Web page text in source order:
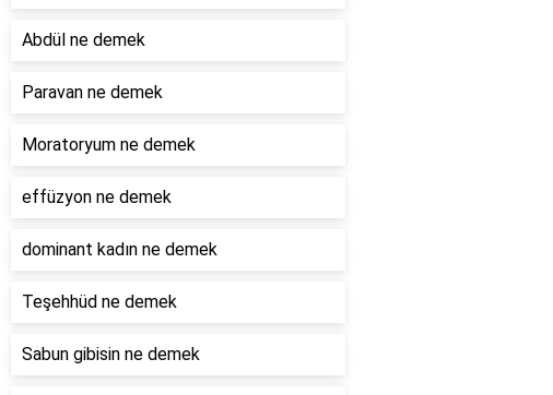
Abdül ne demek
Paravan ne demek
Moratoryum ne demek
effüzyon ne demek
dominant kadın ne demek
Teşehhüd ne demek
Sabun gibisin ne demek